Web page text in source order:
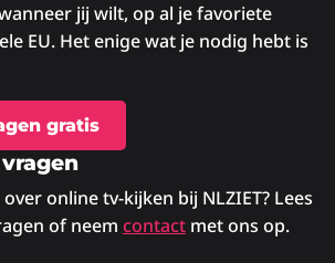
jij wilt, op al je favoriete
EU. Het enige wat je nodig hebt is
gratis
online tv-kijken bij NLZIET? Lees
of neem contact met ons op.